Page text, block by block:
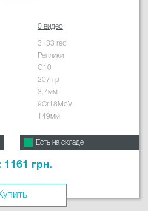
0 видео
3133 red
Реплики
G10
207 гр
3.7мм
9Cr18MoV
149мм
Есть на складе
1161 грн.